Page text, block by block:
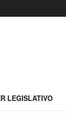
LEGISLATIVO